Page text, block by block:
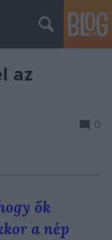
az
0
ők
a nép